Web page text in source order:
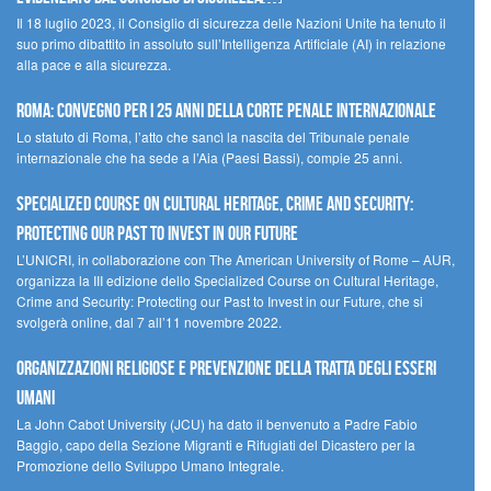
Il 18 luglio 2023, il Consiglio di sicurezza delle Nazioni Unite ha tenuto il
suo primo dibattito in assoluto sull’Intelligenza Artificiale (AI) in relazione
alla pace e alla sicurezza.
Roma: convegno per i 25 anni della Corte penale internazionale
Lo statuto di Roma, l’atto che sancì la nascita del Tribunale penale
internazionale che ha sede a l’Aia (Paesi Bassi), compie 25 anni.
Specialized Course on Cultural Heritage, Crime and Security:
Protecting our Past to Invest in our Future
L’UNICRI, in collaborazione con The American University of Rome – AUR,
organizza la III edizione dello Specialized Course on Cultural Heritage,
Crime and Security: Protecting our Past to Invest in our Future, che si
svolgerà online, dal 7 all’11 novembre 2022.
Organizzazioni religiose e prevenzione della tratta degli esseri
umani
La John Cabot University (JCU) ha dato il benvenuto a Padre Fabio
Baggio, capo della Sezione Migranti e Rifugiati del Dicastero per la
Promozione dello Sviluppo Umano Integrale.